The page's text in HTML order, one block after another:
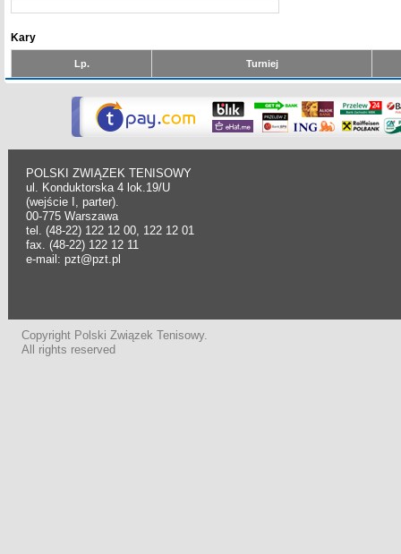
Kary
Lp. Turniej
POLSKI ZWIĄZEK TENISOWY
ul. Konduktorska 4 lok.19/U
(wejście I, parter).
00-775 Warszawa
tel. (48-22) 122 12 00, 122 12 01
fax. (48-22) 122 12 11
e-mail: pzt@pzt.pl
Copyright Polski Związek Tenisowy.
All rights reserved